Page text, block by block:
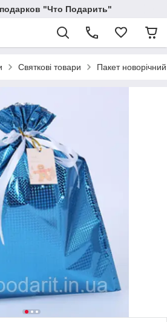
"Что Подарить"
Святкові товари Пакет